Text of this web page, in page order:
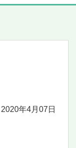
2020年4月07日